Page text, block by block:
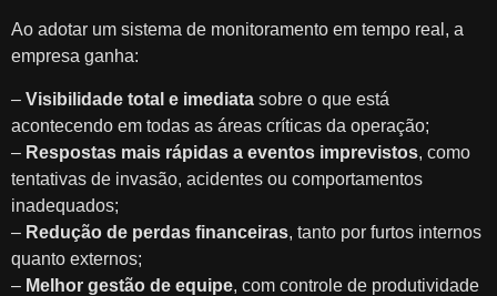
Ao adotar um sistema de monitoramento em tempo real, a
empresa ganha:
– Visibilidade total e imediata sobre o que está
acontecendo em todas as áreas críticas da operação;
– Respostas mais rápidas a eventos imprevistos, como
tentativas de invasão, acidentes ou comportamentos
inadequados;
– Redução de perdas financeiras, tanto por furtos internos
quanto externos;
– Melhor gestão de equipe, com controle de produtividade